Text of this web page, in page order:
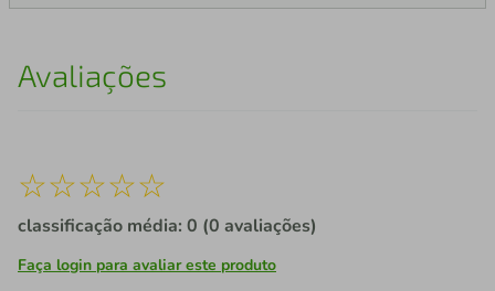
Avaliações
☆☆☆☆☆
classificação média: 0 (0 avaliações)
Faça login para avaliar este produto